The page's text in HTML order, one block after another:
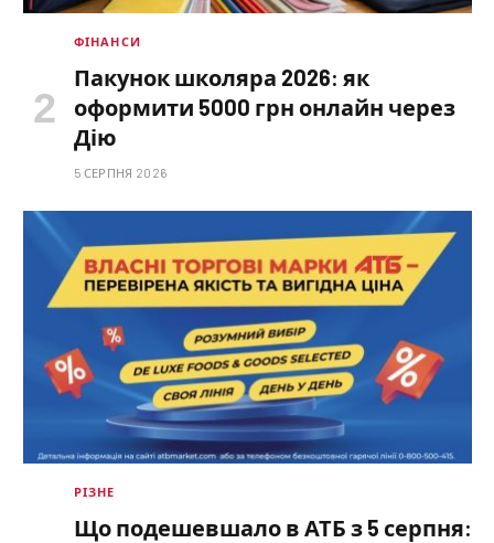
ФІНАНСИ
Пакунок школяра 2026: як
оформити 5000 грн онлайн через
Дію
5 СЕРПНЯ 2026
РІЗНЕ
Що подешевшало в АТБ з 5 серпня: